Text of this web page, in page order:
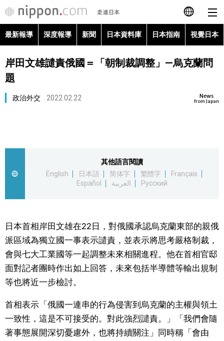
日本語
English
最新報導
視覺日本
臺灣香港
人物訪談 official SNS
最新報導 深度報導 新聞 日本資料庫 日本指南 視覺日本
岸田文雄譴責俄國＝「朝制裁調整」—烏克蘭問
題
News
from Japan
政治外交 2022.02.22
其他語言閱讀
English
日本語 简体字 繁體字
Français
Español
العربية Русский
日本首相岸田文雄在22日，對俄國承認烏克蘭東部的親俄
派區域為獨立國一事表示譴責，並表示將思考嚴格制裁，
會與七大工業國等一起調整未來相關進程。他在首相官邸
面對記者團時作出如上回答，未來包括半導體等輸出規制
等也將近一步檢討。
首相表示「俄國一連串的行為侵害到烏克蘭的主權與領土
一致性，這是不可接受的。對此強烈譴責。」「我們會隨
著事態展開深切憂慮外，也將持續關注」同時稱「會由